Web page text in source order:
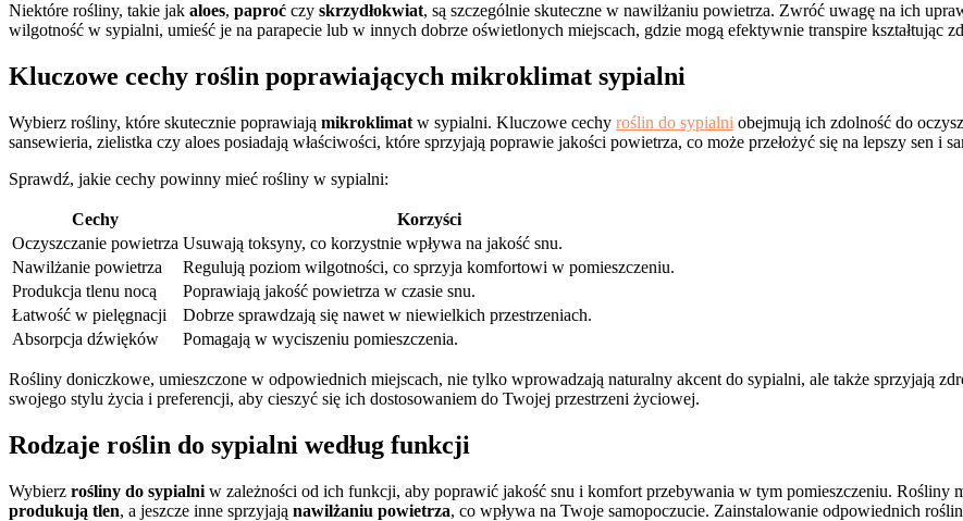
Niektóre rośliny, takie jak aloes, paproć czy skrzydłokwiat, są szczególnie skuteczne w nawilżaniu powietrza. Zwróć uwagę na ich
wilgotność w sypialni, umieść je na parapecie lub w innych dobrze oświetlonych miejscach, gdzie mogą efektywnie transpire kształtując
Kluczowe cechy roślin poprawiających mikroklimat sypialni
Wybierz rośliny, które skutecznie poprawiają mikroklimat w sypialni. Kluczowe cechy roślin do sypialni obejmują ich zdolność do
sansewieria, zielistka czy aloes posiadają właściwości, które sprzyjają poprawie jakości powietrza, co może przełożyć się na lepszy sen i
Sprawdź, jakie cechy powinny mieć rośliny w sypialni:
Cechy
Korzyści
Oczyszczanie powietrza Usuwają toksyny, co korzystnie wpływa na jakość snu.
Nawilżanie powietrza
Regulują poziom wilgotności, co sprzyja komfortowi w pomieszczeniu.
Produkcja tlenu nocą
Poprawiają jakość powietrza w czasie snu.
Łatwość w pielęgnacji
Dobrze sprawdzają się nawet w niewielkich przestrzeniach.
Absorpcja dźwięków
Pomagają w wyciszeniu pomieszczenia.
Rośliny doniczkowe, umieszczone w odpowiednich miejscach, nie tylko wprowadzają naturalny akcent do sypialni, ale także sprzyjają
swojego stylu życia i preferencji, aby cieszyć się ich dostosowaniem do Twojej przestrzeni życiowej.
Rodzaje roślin do sypialni według funkcji
Wybierz rośliny do sypialni w zależności od ich funkcji, aby poprawić jakość snu i komfort przebywania w tym pomieszczeniu. Rośliny
produkują tlen, a jeszcze inne sprzyjają nawilżaniu powietrza, co wpływa na Twoje samopoczucie. Zainstalowanie odpowiednich